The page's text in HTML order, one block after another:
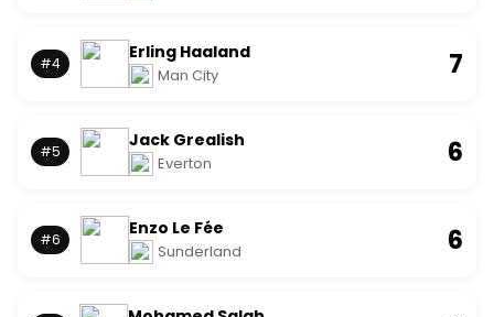
#4
Erling Haaland
Man City 7
#5
Jack Grealish
Everton 6
#6
Enzo Le Fée
Sunderland 6